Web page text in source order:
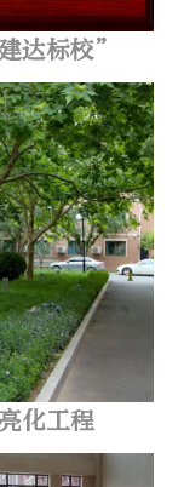
达标校”
化工程